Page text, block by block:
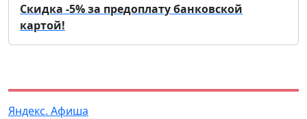
Скидка -5% за предоплату банковской
картой!
Яндекс. Афиша